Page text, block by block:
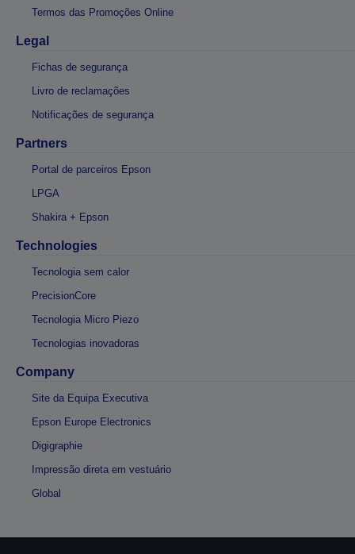
Termos das Promoções Online
Legal
Fichas de segurança
Livro de reclamações
Notificações de segurança
Partners
Portal de parceiros Epson
LPGA
Shakira + Epson
Technologies
Tecnologia sem calor
PrecisionCore
Tecnologia Micro Piezo
Tecnologias inovadoras
Company
Site da Equipa Executiva
Epson Europe Electronics
Digigraphie
Impressão direta em vestuário
Global